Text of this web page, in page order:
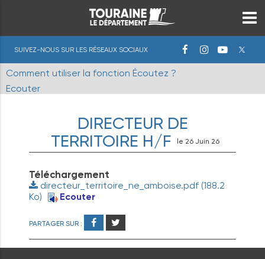
SUIVEZ-NOUS SUR LES RÉSEAUX SOCIAUX
Comment utiliser la fonction Écoutez ?
Ecouter
DIRECTEUR DE
TERRITOIRE H/F
le 26 Juin 26
Téléchargement
directeur_territoire_ne_amboise.pdf (188.2
Ko)
Ecouter
PARTAGER SUR :